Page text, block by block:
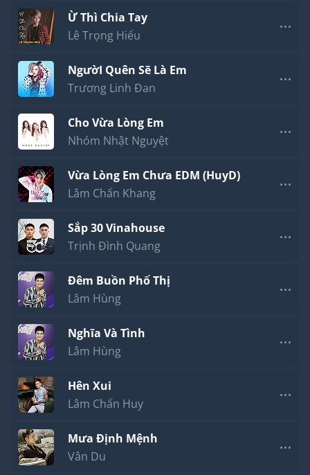
Hãy dừng lại đi, hãy tỉnh lại đi, đừng để mất tất cả
mới quay về....Ừ Thì Chia Tay
Lê Trọng Hiếu
NgườI Quên Sẽ Là Em
Trương Linh Đan
Cho Vừa Lòng Em
Nhóm Nhật Nguyệt
Vừa Lòng Em Chưa EDM (HuyD)
Lâm Chấn Khang
Sắp 30 Vinahouse
Trịnh Đình Quang
Đêm Buồn Phố Thị
Lâm Hùng
Nghĩa Và Tình
Lâm Hùng
Hên Xui
Lâm Chấn Huy
Mưa Định Mệnh
Vân Du